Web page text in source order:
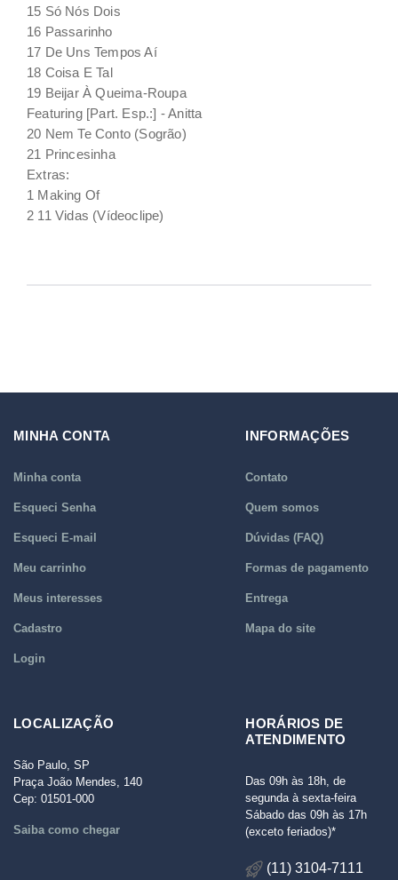
15 Só Nós Dois
16 Passarinho
17 De Uns Tempos Aí
18 Coisa E Tal
19 Beijar À Queima-Roupa
Featuring [Part. Esp.:] - Anitta
20 Nem Te Conto (Sogrão)
21 Princesinha
Extras:
1 Making Of
2 11 Vidas (Vídeoclipe)
MINHA CONTA
Minha conta
Esqueci Senha
Esqueci E-mail
Meu carrinho
Meus interesses
Cadastro
Login
INFORMAÇÕES
Contato
Quem somos
Dúvidas (FAQ)
Formas de pagamento
Entrega
Mapa do site
LOCALIZAÇÃO
São Paulo, SP
Praça João Mendes, 140
Cep: 01501-000
Saiba como chegar
HORÁRIOS DE
ATENDIMENTO
Das 09h às 18h, de
segunda à sexta-feira
Sábado das 09h às 17h
(exceto feriados)*
(11) 3104-7111